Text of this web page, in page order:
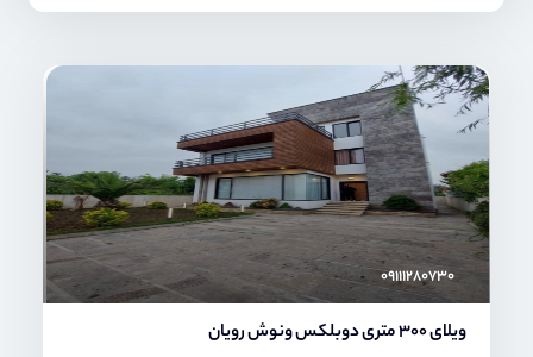
محمد صنعتی
۰۹۱۱۱۲۸۰۷۳۰
ویلای 300 متری دوبلکس ونوش رویان